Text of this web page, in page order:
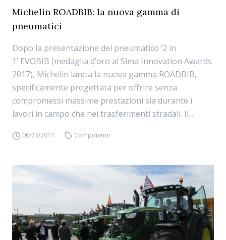
Michelin ROADBIB: la nuova gamma di
pneumatici
Dopo la presentazione del pneumatico ‘2 in
1’ EVOBIB (medaglia d’oro al Sima Innovation Awards
2017), Michelin lancia la nuova gamma ROADBIB,
specificamente progettata per offrire senza
compromessi massime prestazioni sia durante i
lavori in campo che nei trasferimenti stradali. Il...
06/23/2017 Componenti